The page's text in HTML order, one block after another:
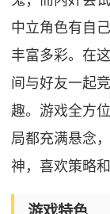
中立角色有自
丰富多彩。在
间与好友一起
趣。游戏全方
局都充满悬念
神，喜欢策略